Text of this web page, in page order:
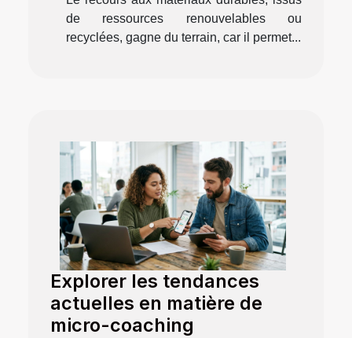
de ressources renouvelables ou
recyclées, gagne du terrain, car il permet...
Explorer les tendances
actuelles en matière de
micro-coaching